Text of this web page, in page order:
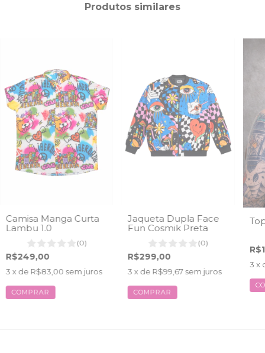
Produtos similares
Camisa Manga Curta
Lambu 1.0
(0)
R$249,00
3 x de R$83,00 sem juros
COMPRAR
Jaqueta Dupla Face
Fun Cosmik Preta
(0)
R$299,00
3 x de R$99,67 sem juros
COMPRAR
3 x